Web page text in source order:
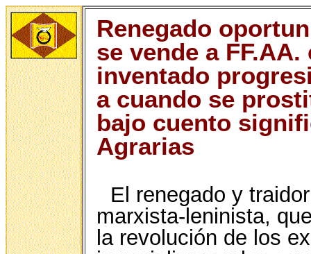
Renegado
se vende a
inventado
a cuando se
bajo cuento
Agrarias
El renegado y
marxista-leninista,
la revolución de los